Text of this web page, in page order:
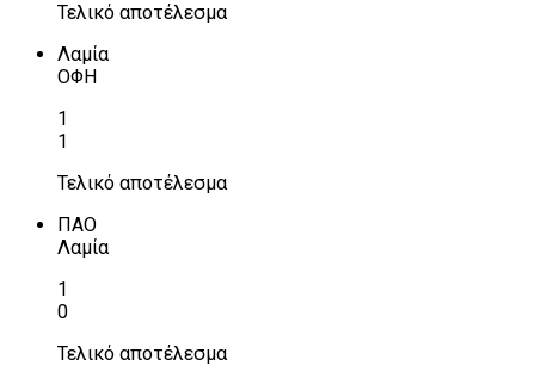
Τελικό αποτέλεσμα
Λαμία
ΟΦΗ
1
1
Τελικό αποτέλεσμα
ΠΑΟ
Λαμία
1
0
Τελικό αποτέλεσμα